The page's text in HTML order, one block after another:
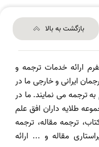
بازگشت به بالا
ارائه خدمات ترجمه و
ایرانی و خارجی ما در
ترجمه می نمایند. ما در
طلایه داران افق علم
ترجمه مقاله، ترجمه
مقاله و ... ارائه